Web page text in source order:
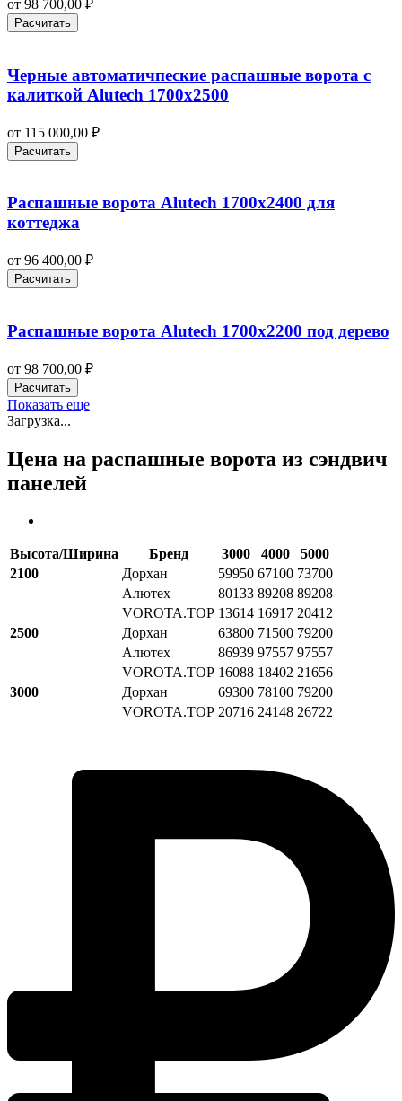
от 98 700,00 ₽
Расчитать
Черные автоматичпеские распашные ворота с
калиткой Alutech 1700х2500
от 115 000,00 ₽
Расчитать
Распашные ворота Alutech 1700х2400 для
коттеджа
от 96 400,00 ₽
Расчитать
Распашные ворота Alutech 1700х2200 под дерево
от 98 700,00 ₽
Расчитать
Показать еще
Загрузка...
Цена на распашные ворота из сэндвич
панелей
Высота/Ширина Бренд 3000 4000
5000
2100
Дорхан 59950 67100 73700
Алютех
80133 89208 89208
VOROTA.TOP 13614 16917 20412
2500
Дорхан 63800 71500 79200
Алютех
86939 97557 97557
VOROTA.TOP 16088 18402 21656
3000
Дорхан 69300 78100 79200
VOROTA.TOP 20716 24148 26722